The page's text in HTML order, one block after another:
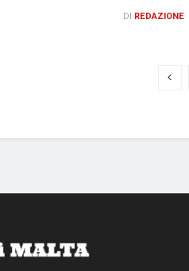
DI REDAZIONE